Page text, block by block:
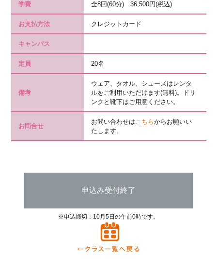
学費 全8回(60分) 36,500円(税込)
お支払方法 クレジットカード
キャンパス
定員 20名
備考
ウェア、タオル、シューズはレンタ
ルをご利用いただけます(無料)。ドリ
ンクと靴下はご用意ください。
お問合せ
お問い合わせはこちらからお願いい
たします。
申込み受付終了
※申込締切：10月5日の午前0時です。